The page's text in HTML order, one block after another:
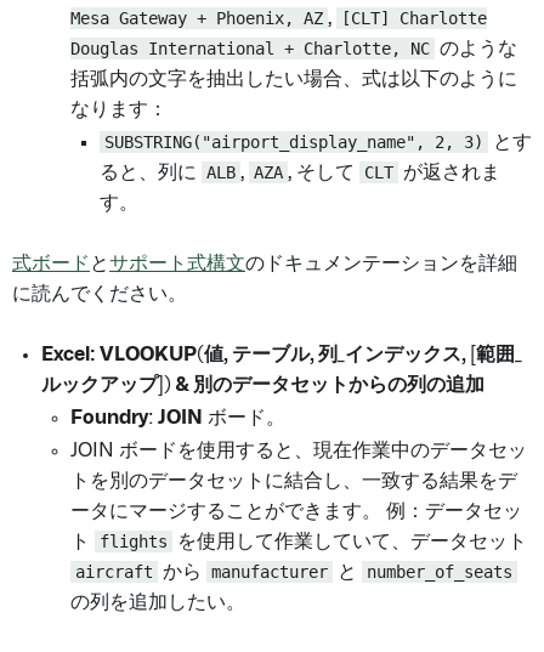
Mesa Gateway + Phoenix, AZ ,
[CLT] Charlotte
Douglas International + Charlotte, NC のような
括弧内の文字を抽出したい場合、式は以下のように
なります：
SUBSTRING("airport_display_name", 2, 3)
とす
ると、列に
ALB , AZA , そして CLT が返されま
す。
式ボード とサポート式構文のドキュメンテーションを詳細
に読んでください。
Excel: VLOOKUP(値, テーブル, 列_インデックス, [範囲_
ルックアップ]) & 別のデータセットからの列の追加
Foundry: JOIN ボード。
JOIN ボードを使用すると、現在作業中のデータセッ
トを別のデータセットに結合し、一致する結果をデ
ータにマージすることができます。 例：データセッ
ト
flights
を使用して作業していて、データセット
aircraft から manufacturer と
number_of_seats
の列を追加したい。